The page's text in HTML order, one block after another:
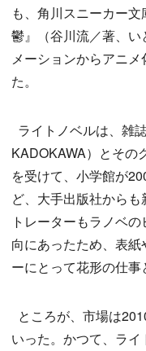
も、角川スニーカー
鬱』（谷川流／著、
メーションからアニ
た。
ライトノベルは、雑
KADOKAWA）とその
を受けて、小学館が
ど、大手出版社から
トレーターもラノベ
向にあったため、表
ーにとって花形の仕事
ところが、市場は
いった。かつて、ラ